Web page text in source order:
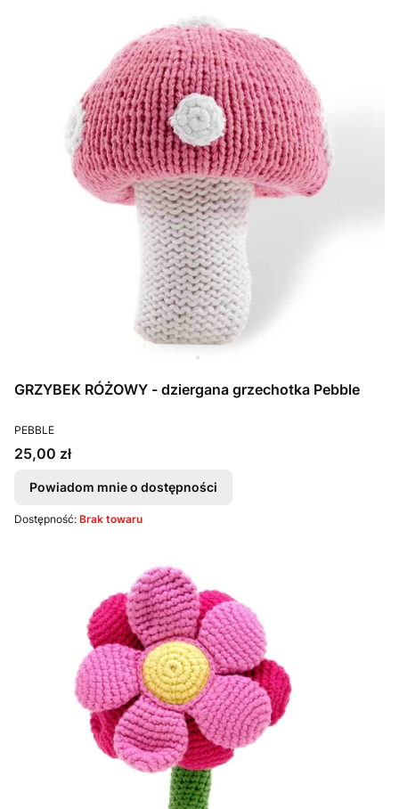
GRZYBEK RÓŻOWY - dziergana grzechotka Pebble
PRODUCENT
PEBBLE
Cena
25,00 zł
Powiadom mnie o dostępności
Dostępność: Brak towaru